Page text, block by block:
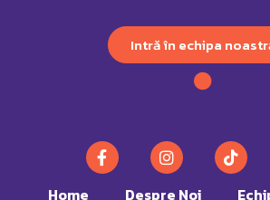
Intră în echipa
Home Despre Noi